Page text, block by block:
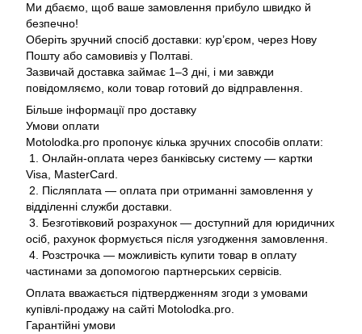
Ми дбаємо, щоб ваше замовлення прибуло швидко й
безпечно!
Оберіть зручний спосіб доставки: кур’єром, через Нову
Пошту або самовивіз у Полтаві.
Зазвичай доставка займає 1–3 дні, і ми завжди
повідомляємо, коли товар готовий до відправлення.
Більше інформації про доставку
Умови оплати
Motolodka.pro пропонує кілька зручних способів оплати:
1. Онлайн-оплата через банківську систему — картки
Visa, MasterCard.
2. Післяплата — оплата при отриманні замовлення у
відділенні служби доставки.
3. Безготівковий розрахунок — доступний для юридичних
осіб, рахунок формується після узгодження замовлення.
4. Розстрочка — можливість купити товар в оплату
частинами за допомогою партнерських сервісів.
Оплата вважається підтвердженням згоди з умовами
купівлі-продажу на сайті Motolodka.pro.
Гарантійні умови